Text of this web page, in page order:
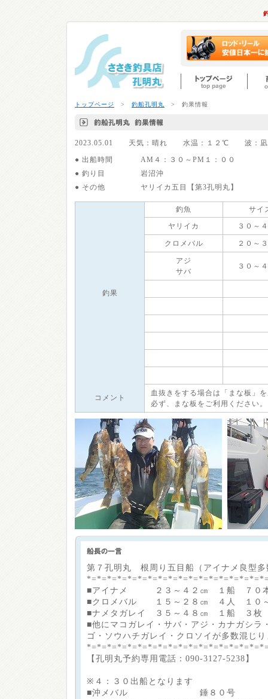
トップページ > 釣船孔明丸 > 釣果情報
2023.05.01 天気：晴れ 水温：１２℃ 波：
● 出船時間
AM４：３０～PM１：００
● 釣り目
岩沼沖
● その他
ヤリイカ五目【第3孔明丸】
釣果
釣魚
サイ
ヤリイカ
３０～
クロメバル ２０～
アジ
サバ
３０～
コメント
血抜きをする場合は「まな板」
必ず、まな板をご利用ください。
第７孔明丸 根周り五目船（アイナメ良型多
■アイナメ ２３～４２㎝ １船 ７０
■クロメバル １５～２８㎝ ４人 １０～
■ナメタガレイ ３５～４８㎝ １船 ３枚
■他にマコガレイ・サバ・アジ・カナガシラ
ゴ・ソウハチガレイ・クロソイが多数混じ
【孔明丸予約専用電話：090-3127-5238】
※４：３０出船となります
■沖メバル 錘８０号